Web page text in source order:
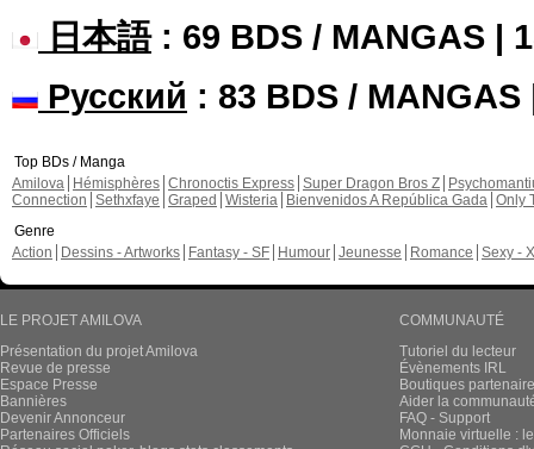
日本語: 69 BDS / MANGAS |
Русский : 83 BDS / MANGAS
Top BDs / Manga
Amilova
Hémisphères Chronoctis Express Super Dragon Bros Z
Connection Sethxfaye Graped Wisteria Bienvenidos A República Gada Only
Genre
Action
Dessins - Artworks Fantasy - SF Humour Jeunesse Romance Sexy -
LE PROJET AMILOVA
Présentation du projet Amilova
Revue de presse
Espace Presse
Bannières
Devenir Annonceur
Partenaires Officiels
COMMUNAUTÉ
Tutoriel du lecteur
Évènements IRL
Boutiques
Aider la
FAQ - Support
Monnaie virtuelle :